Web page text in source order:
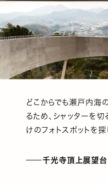
どこからでも瀬戸内海
るため、シャッターを
けのフォトスポットを探
千光寺頂上展望台